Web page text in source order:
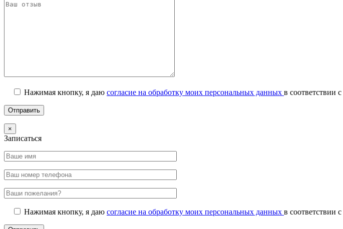
Нажимая кнопку, я даю согласие на обработку моих персональных данных в соответствии с
×
Записаться
Нажимая кнопку, я даю согласие на обработку моих персональных данных в соответствии с